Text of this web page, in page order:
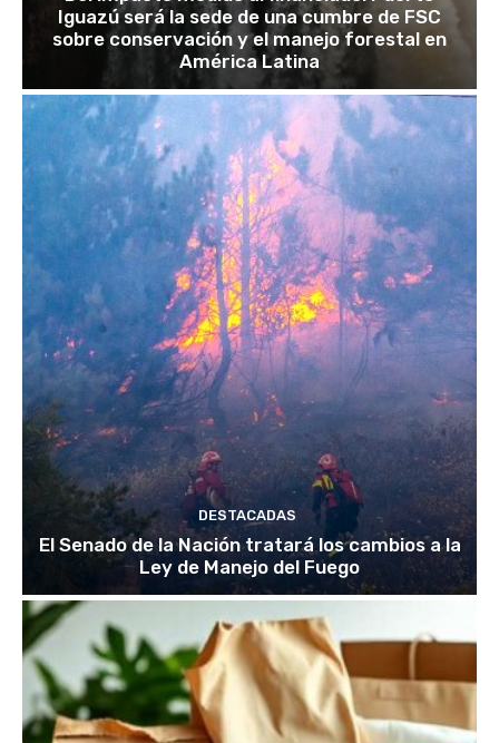
Iguazú será la sede de una cumbre de FSC
sobre conservación y el manejo forestal en
América Latina
DESTACADAS
El Senado de la Nación tratará los cambios a la
Ley de Manejo del Fuego